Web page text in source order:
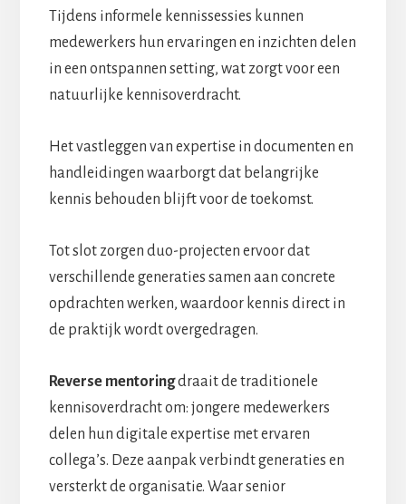
Tijdens informele kennissessies kunnen
medewerkers hun ervaringen en inzichten delen
in een ontspannen setting, wat zorgt voor een
natuurlijke kennisoverdracht.
Het vastleggen van expertise in documenten en
handleidingen waarborgt dat belangrijke
kennis behouden blijft voor de toekomst.
Tot slot zorgen duo-projecten ervoor dat
verschillende generaties samen aan concrete
opdrachten werken, waardoor kennis direct in
de praktijk wordt overgedragen.
Reverse mentoringdraait de traditionele
kennisoverdracht om: jongere medewerkers
delen hun digitale expertise met ervaren
collega’s. Deze aanpak verbindt generaties en
versterkt de organisatie. Waar senior